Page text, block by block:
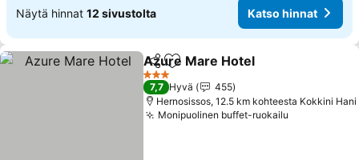
Näytä hinnat 12 sivustolta Katso hinnat
Jaa Lisää suosikkeihin
Azure Mare Hotel
3 Tähtiluokitus
7,7 Hyvä
455
Hernosissos, 12.5 km kohteesta Kokkini Hani
Monipuolinen buffet-ruokailu